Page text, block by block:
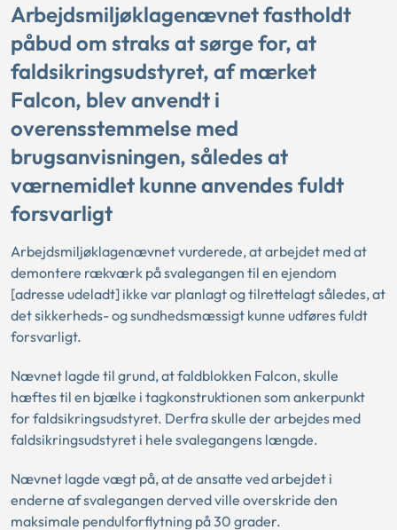
Arbejdsmiljøklagenævnet fastholdt
påbud om straks at sørge for, at
faldsikringsudstyret, af mærket
Falcon, blev anvendt i
overensstemmelse med
brugsanvisningen, således at
værnemidlet kunne anvendes fuldt
forsvarligt
Arbejdsmiljøklagenævnet vurderede, at arbejdet med at
demontere rækværk på svalegangen til en ejendom
[adresse udeladt] ikke var planlagt og tilrettelagt således, at
det sikkerheds- og sundhedsmæssigt kunne udføres fuldt
forsvarligt.
Nævnet lagde til grund, at faldblokken Falcon, skulle
hæftes til en bjælke i tagkonstruktionen som ankerpunkt
for faldsikringsudstyret. Derfra skulle der arbejdes med
faldsikringsudstyret i hele svalegangens længde.
Nævnet lagde vægt på, at de ansatte ved arbejdet i
enderne af svalegangen derved ville overskride den
maksimale pendulforflytning på 30 grader.